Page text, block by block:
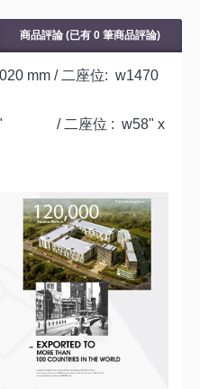
商品評論 (已有 0 筆商品評論)
mm / 二座位: w1470
/ 二座位 : w58" x